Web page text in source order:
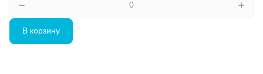
В корзину